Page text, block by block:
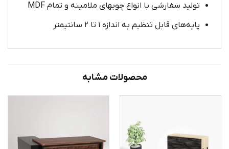
تولید سفارشی با انواع چوبهای ملامینه و تمام MDF
پایه‌های قابل تنظیم به اندازه ۱ تا ۲ سانتیمتر
محصولات مشابه